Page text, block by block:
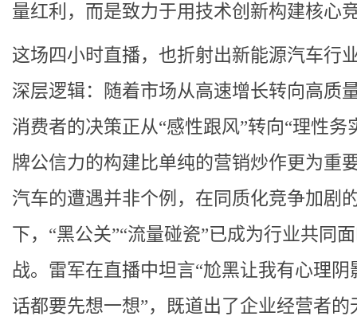
量红利，而是致力于用技术创新构建核心
这场四小时直播，也折射出新能源汽车行
深层逻辑：随着市场从高速增长转向高质
消费者的决策正从“感性跟风”转向“理性务
牌公信力的构建比单纯的营销炒作更为重
汽车的遭遇并非个例，在同质化竞争加剧
下，“黑公关”“流量碰瓷”已成为行业共同
战。雷军在直播中坦言“尬黑让我有心理阴
话都要先想一想”，既道出了企业经营者的